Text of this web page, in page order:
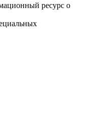
ресурс о